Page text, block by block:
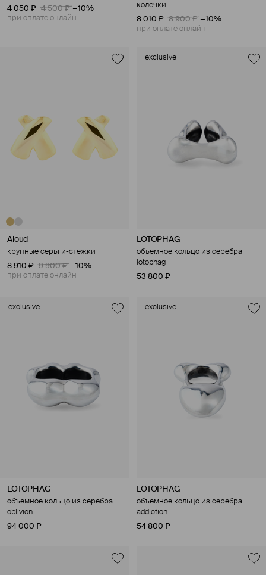
4 050 ₽
4 500 ₽ −10%
при оплате онлайн
колечки
8 010 ₽
8 900 ₽ −10%
при оплате онлайн
Aloud
крупные серьги-стежки
8 910 ₽
9 900 ₽ −10%
при оплате онлайн
exclusive
LOTOPHAG
объемное кольцо из серебра
lotophag
53 800 ₽
exclusive
LOTOPHAG
объемное кольцо из серебра
oblivion
94 000 ₽
exclusive
LOTOPHAG
объемное кольцо из серебра
addiction
54 800 ₽